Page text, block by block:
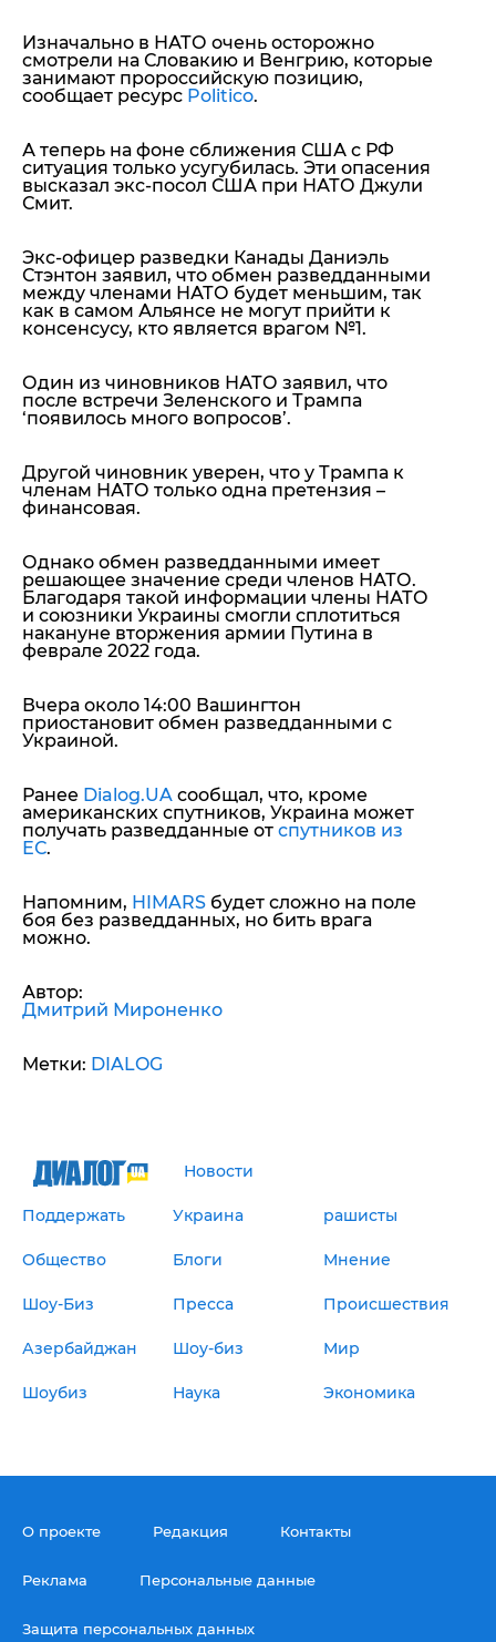
Изначально в НАТО очень осторожно
смотрели на Словакию и Венгрию, которые
занимают пророссийскую позицию,
сообщает ресурс Politico.
А теперь на фоне сближения США с РФ
ситуация только усугубилась. Эти опасения
высказал экс-посол США при НАТО Джули
Смит.
Экс-офицер разведки Канады Даниэль
Стэнтон заявил, что обмен разведданными
между членами НАТО будет меньшим, так
как в самом Альянсе не могут прийти к
консенсусу, кто является врагом №1.
Один из чиновников НАТО заявил, что
после встречи Зеленского и Трампа
‘появилось много вопросов’.
Другой чиновник уверен, что у Трампа к
членам НАТО только одна претензия –
финансовая.
Однако обмен разведданными имеет
решающее значение среди членов НАТО.
Благодаря такой информации члены НАТО
и союзники Украины смогли сплотиться
накануне вторжения армии Путина в
феврале 2022 года.
Вчера около 14:00 Вашингтон
приостановит обмен разведданными с
Украиной.
Ранее Dialog.UA сообщал, что, кроме
американских спутников, Украина может
получать разведданные от спутников из
ЕС.
Напомним, HIMARS будет сложно на поле
боя без разведданных, но бить врага
можно.
Автор:
Дмитрий Мироненко
Метки: DIALOG
Новости
Поддержать Украина рашисты
Общество Блоги Мнение
Шоу-Биз Пресса Происшествия
Азербайджан Шоу-биз Мир
Шоубиз Наука Экономика
О проекте Редакция Контакты
Реклама Персональные данные
Защита персональных данных